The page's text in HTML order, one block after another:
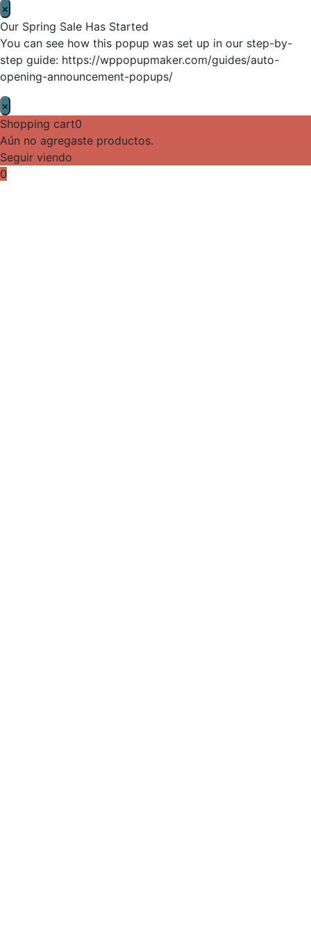
×
Our Spring Sale Has Started
You can see how this popup was set up in our step-by-
step guide: https://wppopupmaker.com/guides/auto-
opening-announcement-popups/
×
Shopping cart0
Aún no agregaste productos.
Seguir viendo
0